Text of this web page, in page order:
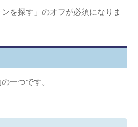
を探す」のオフが必須になりま
一つです。